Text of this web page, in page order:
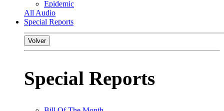
Epidemic
All Audio
Special Reports
Volver
Special Reports